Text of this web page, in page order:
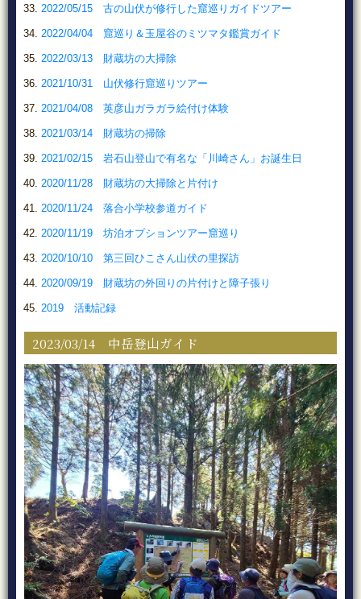
2022/05/15 古の山伏が修行した窟巡りガイドツアー
2022/04/04 窟巡り＆玉屋谷のミツマタ鑑賞ガイド
2022/03/13 財蔵坊の大掃除
2021/10/31 山伏修行窟巡りツアー
2021/04/08 英彦山ガラガラ絵付け体験
2021/03/14 財蔵坊の掃除
2021/02/15 岩石山登山で有名な「川崎さん」お誕生日
2020/11/28 財蔵坊の大掃除と片付け
2020/11/24 落合小学校参道ガイド
2020/11/19 坊泊オプションツアー窟巡り
2020/10/10 第三回ひこさん山伏の里探訪
2020/09/19 財蔵坊の外回りの片付けと障子張り
2019 活動記録
2023/03/14 中岳登山ガイド